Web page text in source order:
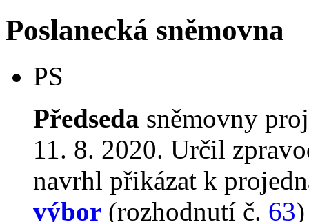
Poslanecká sněmovna
PS
Předseda sněmovny
11. 8. 2020. Určil
navrhl přikázat k
výbor (rozhodnutí č. 63)